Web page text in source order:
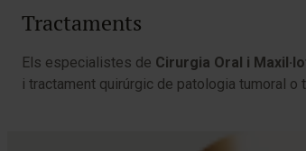
Tractaments
Els especialistes de Cirurgia Oral i
i tractament quirúrgic de patologia tumoral o